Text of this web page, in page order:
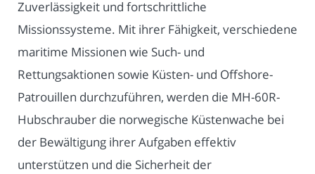
Zuverlässigkeit und fortschrittliche
Missionssysteme. Mit ihrer Fähigkeit, verschiedene
maritime Missionen wie Such- und
Rettungsaktionen sowie Küsten- und Offshore-
Patrouillen durchzuführen, werden die MH-60R-
Hubschrauber die norwegische Küstenwache bei
der Bewältigung ihrer Aufgaben effektiv
unterstützen und die Sicherheit der